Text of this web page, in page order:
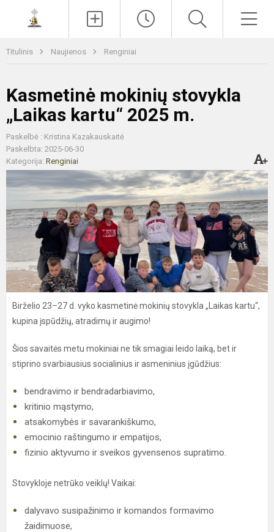
Titulinis Naujienos Renginiai
Kasmetinė mokinių stovykla
„Laikas kartu“ 2025 m.
Paskelbė : Kristina Kazakauskaitė
Paskelbta: 2025-06-30
Kategorija: Renginiai
Birželio 23–27 d. vyko kasmetinė mokinių stovykla „Laikas kartu“,
kupina įspūdžių, atradimų ir augimo!
Šios savaitės metu mokiniai ne tik smagiai leido laiką, bet ir
stiprino svarbiausius socialinius ir asmeninius įgūdžius:
bendravimo ir bendradarbiavimo,
kritinio mąstymo,
atsakomybės ir savarankiškumo,
emocinio raštingumo ir empatijos,
fizinio aktyvumo ir sveikos gyvensenos supratimo.
Stovykloje netrūko veiklų! Vaikai:
dalyvavo susipažinimo ir komandos formavimo
žaidimuose,